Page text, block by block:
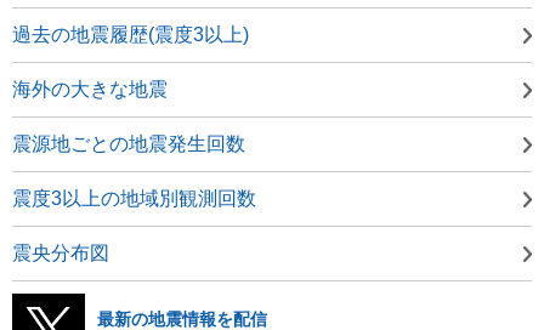
過去の地震履歴(震度3以上)
海外の大きな地震
震源地ごとの地震発生回数
震度3以上の地域別観測回数
震央分布図
最新の地震情報を配信